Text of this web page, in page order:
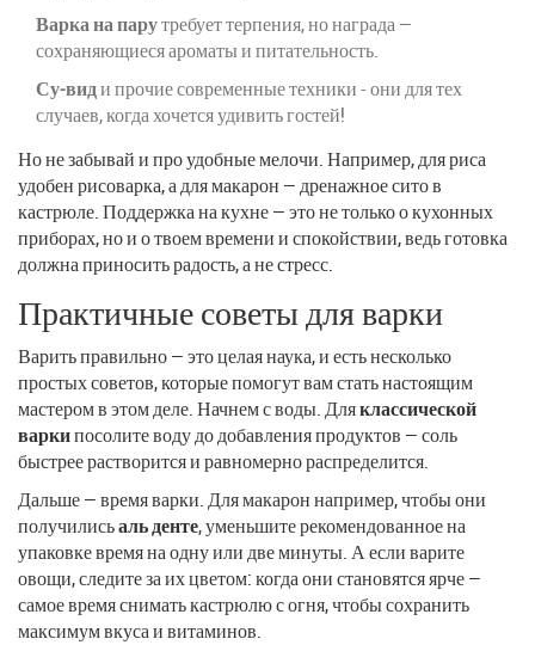
Варка на парутребует терпения, но награда —
сохраняющиеся ароматы и питательность.
Су-види прочие современные техники - они для тех
случаев, когда хочется удивить гостей!
Но не забывай и про удобные мелочи. Например, для риса
удобен рисоварка, а для макарон — дренажное сито в
кастрюле. Поддержка на кухне — это не только о кухонных
приборах, но и о твоем времени и спокойствии, ведь готовка
должна приносить радость, а не стресс.
Практичные советы для варки
Варить правильно — это целая наука, и есть несколько
простых советов, которые помогут вам стать настоящим
мастером в этом деле. Начнем с воды. Дляклассической
варкипосолите воду до добавления продуктов — соль
быстрее растворится и равномерно распределится.
Дальше — время варки. Для макарон например, чтобы они
получилисьаль денте, уменьшите рекомендованное на
упаковке время на одну или две минуты. А если варите
овощи, следите за их цветом: когда они становятся ярче —
самое время снимать кастрюлю с огня, чтобы сохранить
максимум вкуса и витаминов.